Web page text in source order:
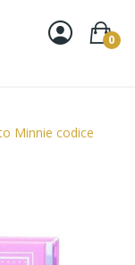
0
Minnie codice